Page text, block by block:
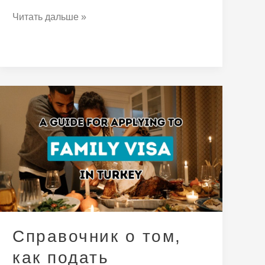
Читать дальше »
Справочник о том,
как подать
Справочник
том,
как
подать
заявление
на
получение
визы
для